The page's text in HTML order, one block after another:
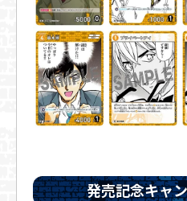
発売記念キャ